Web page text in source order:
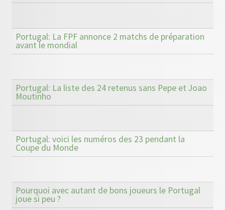
Portugal: La FPF annonce 2 matchs de préparation
avant le mondial
Portugal: La liste des 24 retenus sans Pepe et Joao
Moutinho
Portugal: voici les numéros des 23 pendant la
Coupe du Monde
Pourquoi avec autant de bons joueurs le Portugal
joue si peu ?